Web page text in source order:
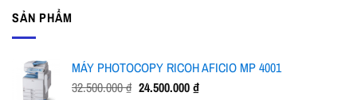
SẢN PHẨM
MÁY PHOTOCOPY RICOH AFICIO MP 4001
32.500.000₫ Giá
24.500.000₫Giá